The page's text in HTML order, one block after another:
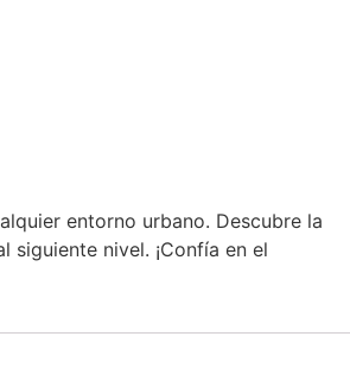
entorno urbano. Descubre la
nivel. ¡Confía en el